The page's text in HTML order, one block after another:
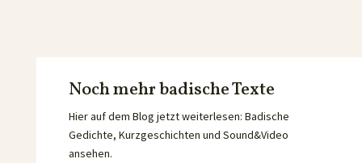
Noch mehr badische Texte
Hier auf dem Blog jetzt weiterlesen: Badische
Gedichte, Kurzgeschichten und Sound&Video
ansehen.